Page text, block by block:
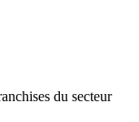
du secteur